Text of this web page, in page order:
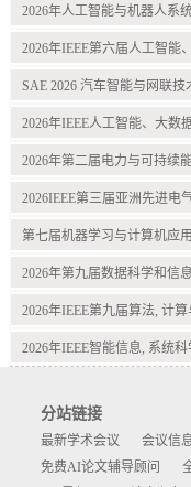
2026年人工智能与机器人系
2026年IEEE第六届人工智能
SAE 2026 汽车智能与网联技
2026年IEEE人工智能、大数
2026年第二届电力与可持续
2026IEEE第三届亚洲先进电
第七届机器学习与计算机应
2026年第九届数据科学和信
2026年IEEE第九届算法, 计
2026年IEEE智能信息, 系统
分站链接
最新学术会议 会议信
免费AI论文辅导顾问